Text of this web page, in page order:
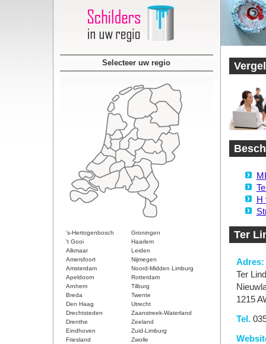
Selecteer uw regio
's-Hertogenbosch
Groningen
't Gooi
Haarlem
Alkmaar
Leiden
Amersfoort
Nijmegen
Amsterdam
Noord-Midden Limburg
Apeldoorn
Rotterdam
Arnhem
Tilburg
Breda
Twente
Den Haag
Utrecht
Drechtsteden
Zaanstreek-Waterland
Drenthe
Zeeland
Eindhoven
Zuid-Limburg
Friesland
Zwolle
H
Ter
Adres:
Ter
1215
Tel.